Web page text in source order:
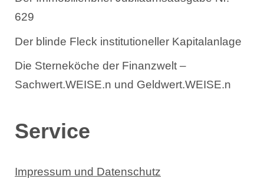
629
Der blinde Fleck institutioneller Kapitalanlage
Die Sterneköche der Finanzwelt –
Sachwert.WEISE.n und Geldwert.WEISE.n
Service
Impressum und Datenschutz